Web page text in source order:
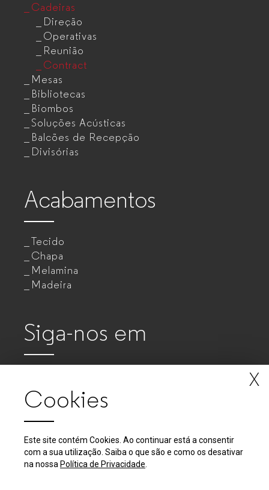
Cadeiras
Direção
Operativas
Reunião
Contract
Mesas
Bibliotecas
Biombos
Soluções Acústicas
Balcões de Recepção
Divisórias
Acabamentos
Tecido
Chapa
Melamina
Madeira
Siga-nos em
2018 - 2026 © GUIALMI - Empresa de Móveis Metálicos, SA
X
Cookies
Este site contém Cookies. Ao continuar está a consentir
com a sua utilização. Saiba o que são e como os desativar
na nossa Política de Privacidade